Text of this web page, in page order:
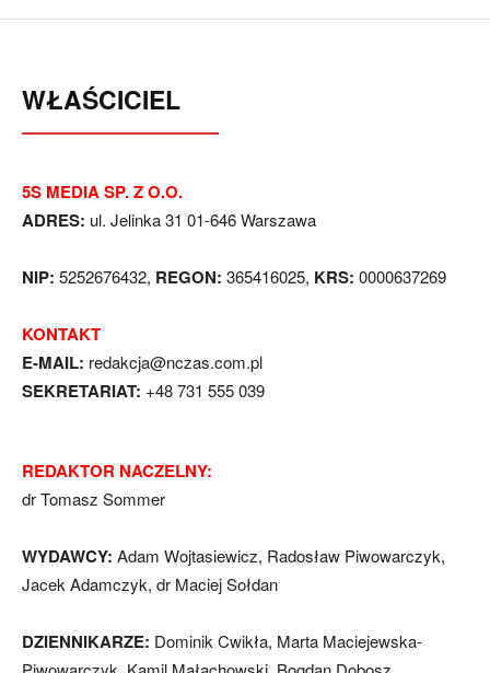
WŁAŚCICIEL
5S MEDIA SP. Z O.O.
ADRES: ul. Jelinka 31 01-646 Warszawa
NIP: 5252676432, REGON: 365416025, KRS: 0000637269
KONTAKT
E-MAIL: redakcja@nczas.com.pl
SEKRETARIAT: +48 731 555 039
REDAKTOR NACZELNY:
dr Tomasz Sommer
WYDAWCY: Adam Wojtasiewicz, Radosław Piwowarczyk,
Jacek Adamczyk, dr Maciej Sołdan
DZIENNIKARZE: Dominik Cwikła, Marta Maciejewska-